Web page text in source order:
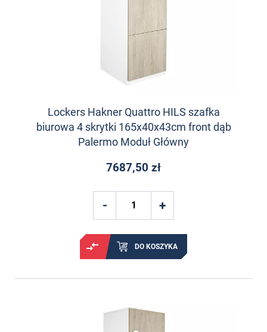
Lockers Hakner Quattro HILS szafka
biurowa 4 skrytki 165x40x43cm front dąb
Palermo Moduł Główny
7687,50 zł
DO KOSZYKA